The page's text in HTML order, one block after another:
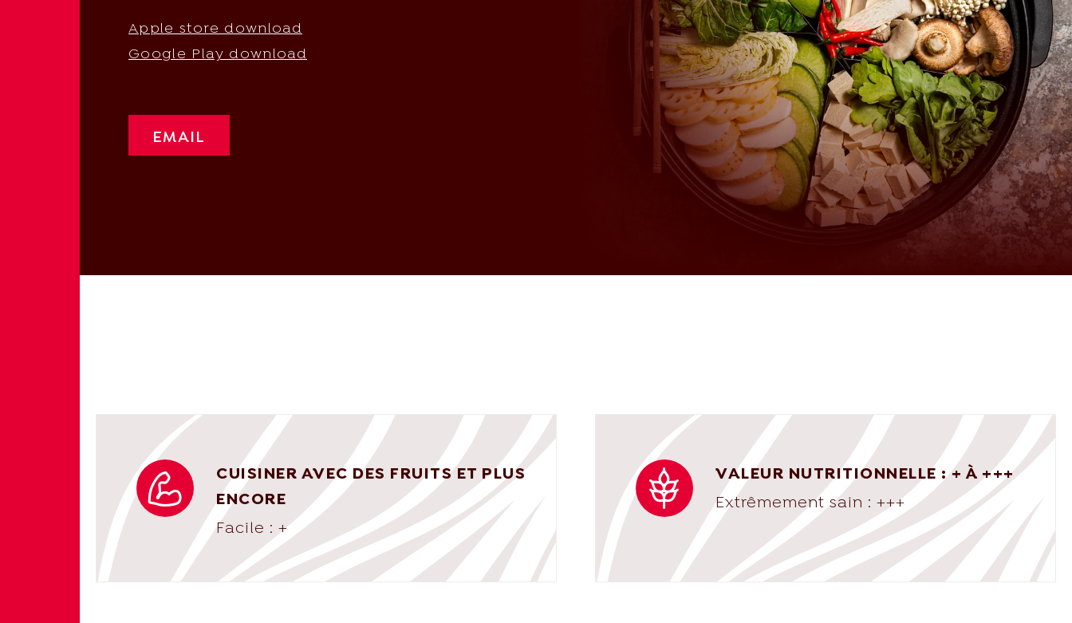
Apple store download
Google Play download
EMAIL
CUISINER AVEC DES FRUITS ET PLUS
ENCORE
Facile : +
VALEUR NUTRITIONNELLE : + À +++
Extrêmement sain : +++